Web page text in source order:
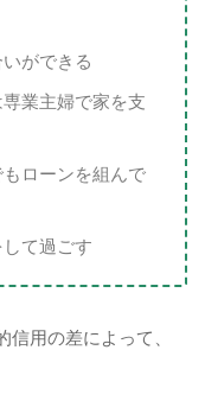
ができる
業主婦で家を支
ローンを組んで
て過ごす
用の差によって、